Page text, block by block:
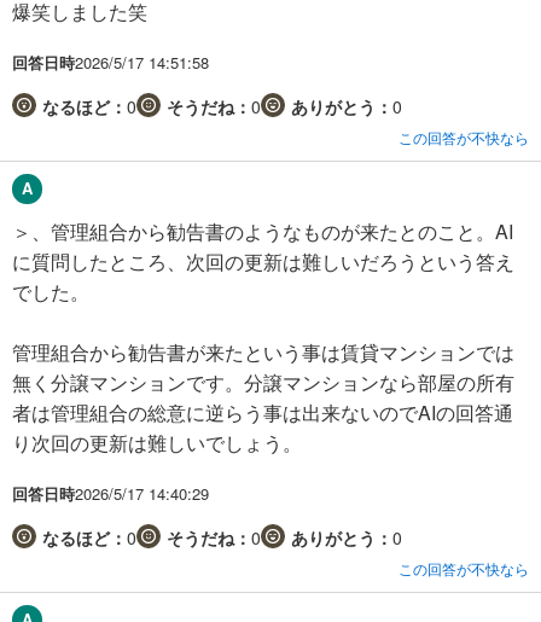
爆笑しました笑
回答日時2026/5/17 14:51:58
なるほど： 0 そうだね： 0 ありがとう： 0
この回答が不快なら
＞、管理組合から勧告書のようなものが来たとのこと。AI
に質問したところ、次回の更新は難しいだろうという答え
でした。
管理組合から勧告書が来たという事は賃貸マンションでは
無く分譲マンションです。分譲マンションなら部屋の所有
者は管理組合の総意に逆らう事は出来ないのでAIの回答通
り次回の更新は難しいでしょう。
回答日時2026/5/17 14:40:29
なるほど： 0 そうだね： 0 ありがとう： 0
この回答が不快なら